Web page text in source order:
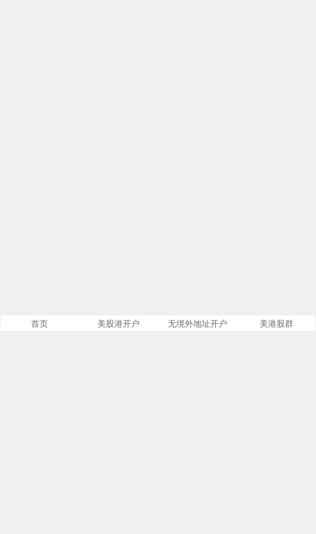
首页 美股港开户 无境外地址开户 美港股群